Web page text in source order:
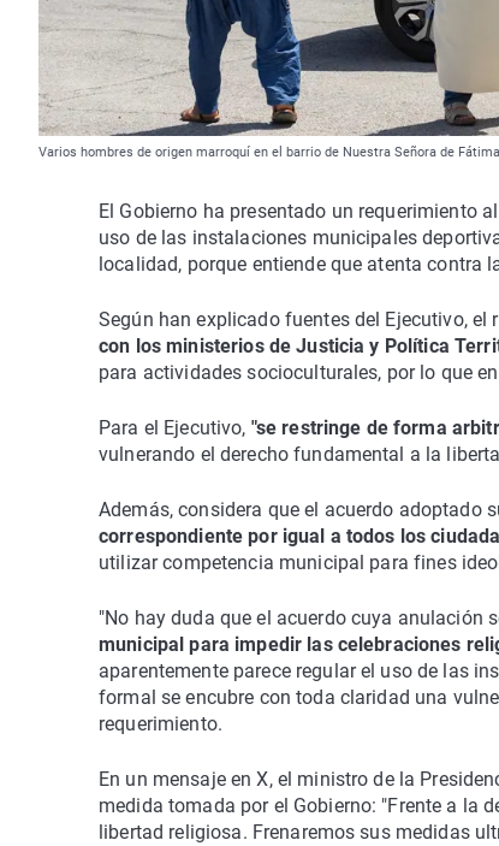
Varios hombres de origen marroquí en el barrio de Nuestra Señora de
El Gobierno ha presentado un requerimiento
uso de las instalaciones municipales
localidad, porque entiende que atenta contra
Según han explicado fuentes del Ejecutivo, el
con los ministerios de Justicia y Política
para actividades socioculturales, por lo que
Para el Ejecutivo, "se restringe de forma
vulnerando el derecho fundamental a la
Además, considera que el acuerdo adoptado
correspondiente por igual a todos los
utilizar competencia municipal para fines
"No hay duda que el acuerdo cuya anulación
municipal para impedir las celebraciones
aparentemente parece regular el uso de las
formal se encubre con toda claridad una
requerimiento.
En un mensaje en X, el ministro de la
medida tomada por el Gobierno: "Frente a la
libertad religiosa. Frenaremos sus medidas